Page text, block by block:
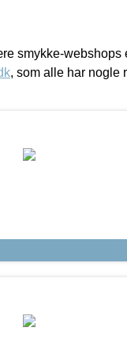
smykke-webshops
, som alle har nogle